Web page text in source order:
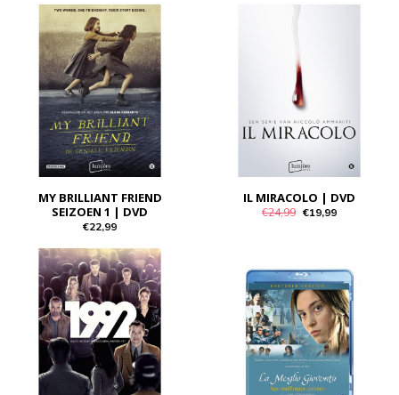
MY BRILLIANT FRIEND
SEIZOEN 1 | DVD
€22,99
IL MIRACOLO | DVD
€24,99 €19,99